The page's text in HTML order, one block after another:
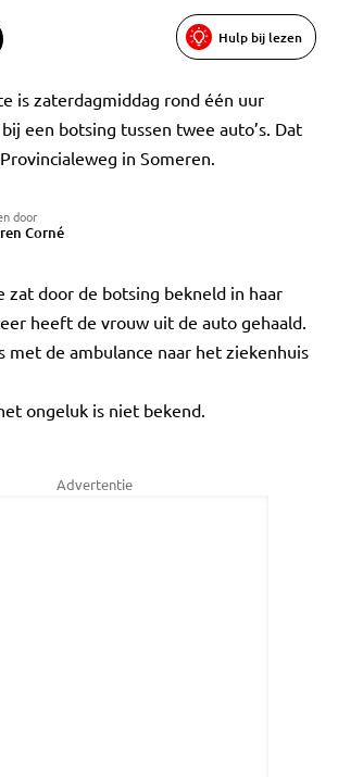
Hulp bij lezen
is zaterdagmiddag rond één uur
een botsing tussen twee auto’s. Dat
in Someren.
door
Corné
zat door de botsing bekneld in haar
heeft de vrouw uit de auto gehaald.
met de ambulance naar het ziekenhuis
ongeluk is niet bekend.
Advertentie